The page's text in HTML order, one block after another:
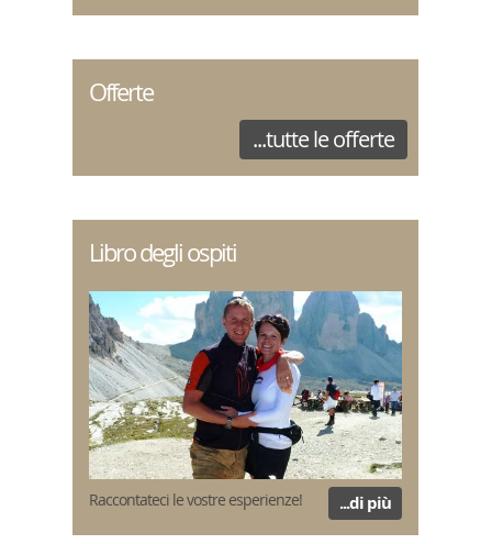
Offerte
...tutte le offerte
Libro degli ospiti
Raccontateci le vostre esperienze! ...di più